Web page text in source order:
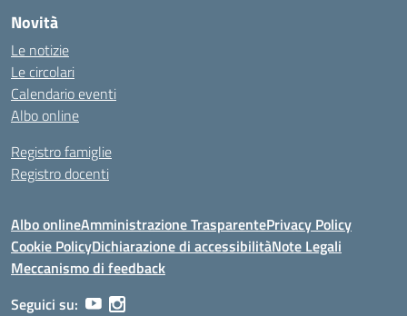
Novità
Le notizie
Le circolari
Calendario eventi
Albo online
Registro famiglie
Registro docenti
Albo onlineAmministrazione TrasparentePrivacy Policy
Cookie PolicyDichiarazione di accessibilitàNote Legali
Meccanismo di feedback
Seguici su: